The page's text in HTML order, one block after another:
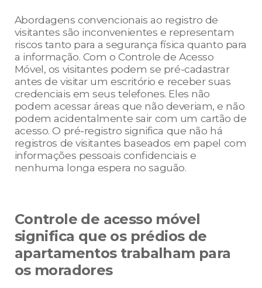
Abordagens convencionais ao registro de
visitantes são inconvenientes e representam
riscos tanto para a segurança física quanto para
a informação. Com o Controle de Acesso
Móvel, os visitantes podem se pré-cadastrar
antes de visitar um escritório e receber suas
credenciais em seus telefones. Eles não
podem acessar áreas que não deveriam, e não
podem acidentalmente sair com um cartão de
acesso. O pré-registro significa que não há
registros de visitantes baseados em papel com
informações pessoais confidenciais e
nenhuma longa espera no saguão.
Controle de acesso móvel
significa que os prédios de
apartamentos trabalham para
os moradores